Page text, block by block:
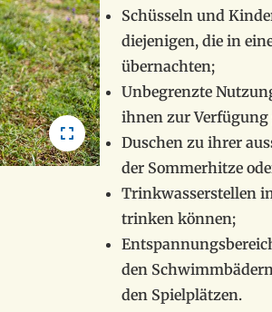
Schüsseln und
diejenigen, die in
übernachten;
Unbegrenzte
ihnen zur Verfügung
Duschen zu ihrer
der Sommerhitze
Trinkwasserstellen
trinken können;
den
den Spielplätzen.